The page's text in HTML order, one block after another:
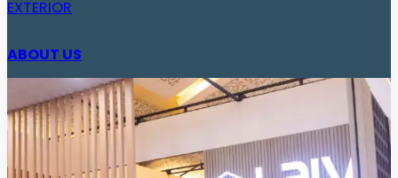
EXTERIOR
ABOUT US